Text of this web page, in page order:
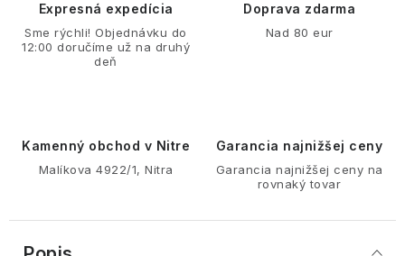
Expresná expedícia
Sme rýchli! Objednávku do
12:00 doručíme už na druhý
deň
Doprava zdarma
Nad 80 eur
Kamenný obchod v Nitre
Malíkova 4922/1, Nitra
Garancia najnižšej ceny
Garancia najnižšej ceny na
rovnaký tovar